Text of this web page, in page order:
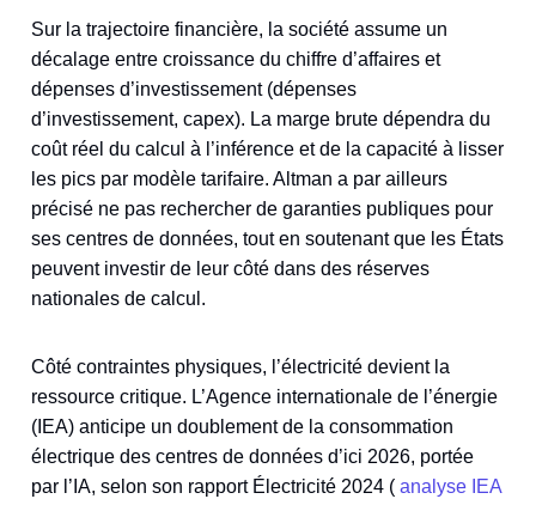
Sur la trajectoire financière, la société assume un
décalage entre croissance du chiffre d’affaires et
dépenses d’investissement (dépenses
d’investissement, capex). La marge brute dépendra du
coût réel du calcul à l’inférence et de la capacité à lisser
les pics par modèle tarifaire. Altman a par ailleurs
précisé ne pas rechercher de garanties publiques pour
ses centres de données, tout en soutenant que les États
peuvent investir de leur côté dans des réserves
nationales de calcul.
Côté contraintes physiques, l’électricité devient la
ressource critique. L’Agence internationale de l’énergie
(IEA) anticipe un doublement de la consommation
électrique des centres de données d’ici 2026, portée
par l’IA, selon son rapport Électricité 2024 ( analyse IEA